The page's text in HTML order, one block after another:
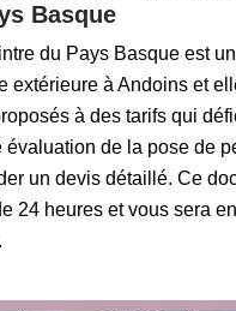
Basque
du Pays Basque est
extérieure à Andoins et
à des tarifs qui
de la pose de
un devis détaillé. Ce
24 heures et vous sera